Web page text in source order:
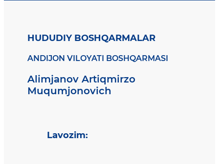
HUDUDIY BOSHQARMALAR
ANDIJON VILOYATI BOSHQARMASI
Alimjanov Artiqmirzo
Muqumjonovich
Lavozim: